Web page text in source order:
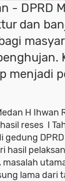
- DPRD
dan
menjadi
H Ihwan
reses I
gedung
hasil
masalah
lama dari